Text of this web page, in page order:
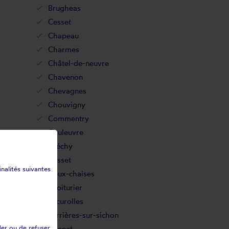
Brugheas
Cesset
Chapeau
Charmes
Châtel-de-neuvre
Chavenon
Chevagnes
Chouvigny
Commentry
Couleuvre
Créchy
Cusset
Deux-chaises
Droiturier
Escurolles
Ferrières-sur-sichon
suivantes